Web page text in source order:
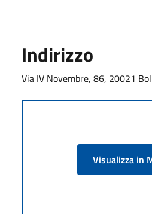
Indirizzo
Via IV Novembre, 86, 20021
Visualizza in